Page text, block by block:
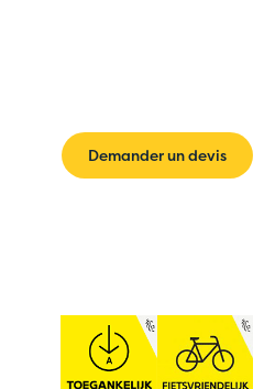
Demander un devis